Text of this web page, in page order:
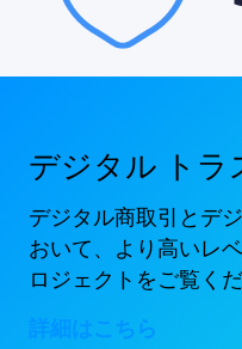
デジタル トラ
デジタル商取引とデ
おいて、より高いレ
ロジェクトをご覧くだ
詳細はこちら